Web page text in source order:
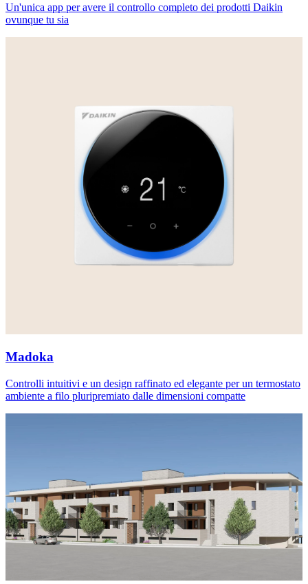
Un'unica app per avere il controllo completo dei prodotti Daikin
ovunque tu sia
Madoka
Controlli intuitivi e un design raffinato ed elegante per un termostato
ambiente a filo pluripremiato dalle dimensioni compatte